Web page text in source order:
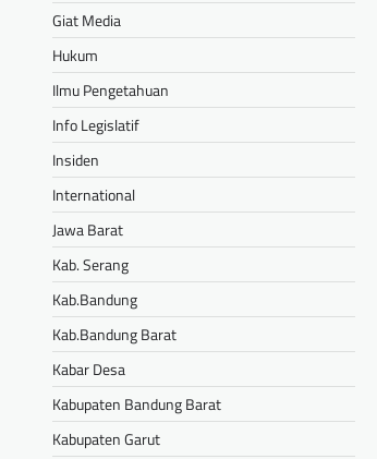
Giat Media
Hukum
Ilmu Pengetahuan
Info Legislatif
Insiden
International
Jawa Barat
Kab. Serang
Kab.Bandung
Kab.Bandung Barat
Kabar Desa
Kabupaten Bandung Barat
Kabupaten Garut